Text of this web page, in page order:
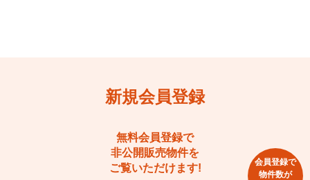
新規会員登録
無料会員登録で
非公開販売物件を
ご覧いただけます!
会員登録で
物件数が